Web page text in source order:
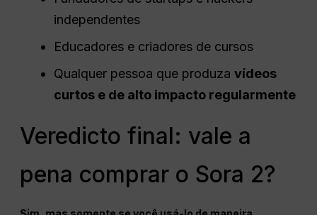
independentes
Educadores e criadores de cursos
Qualquer pessoa que produzavídeos
curtos e de alto impacto regularmente
Veredicto final: vale a
pena comprar o Sora 2?